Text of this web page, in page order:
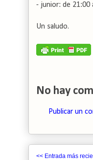
- junior: de 21:00
Un saludo.
No hay
Publicar un
<< Entrada más